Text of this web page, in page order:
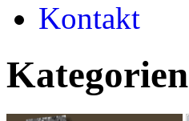
Kontakt
Kategorien